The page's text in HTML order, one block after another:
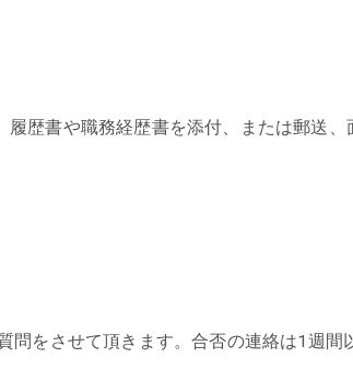
歴書や職務経歴書を添付、または郵送
をさせて頂きます。合否の連絡は1週間